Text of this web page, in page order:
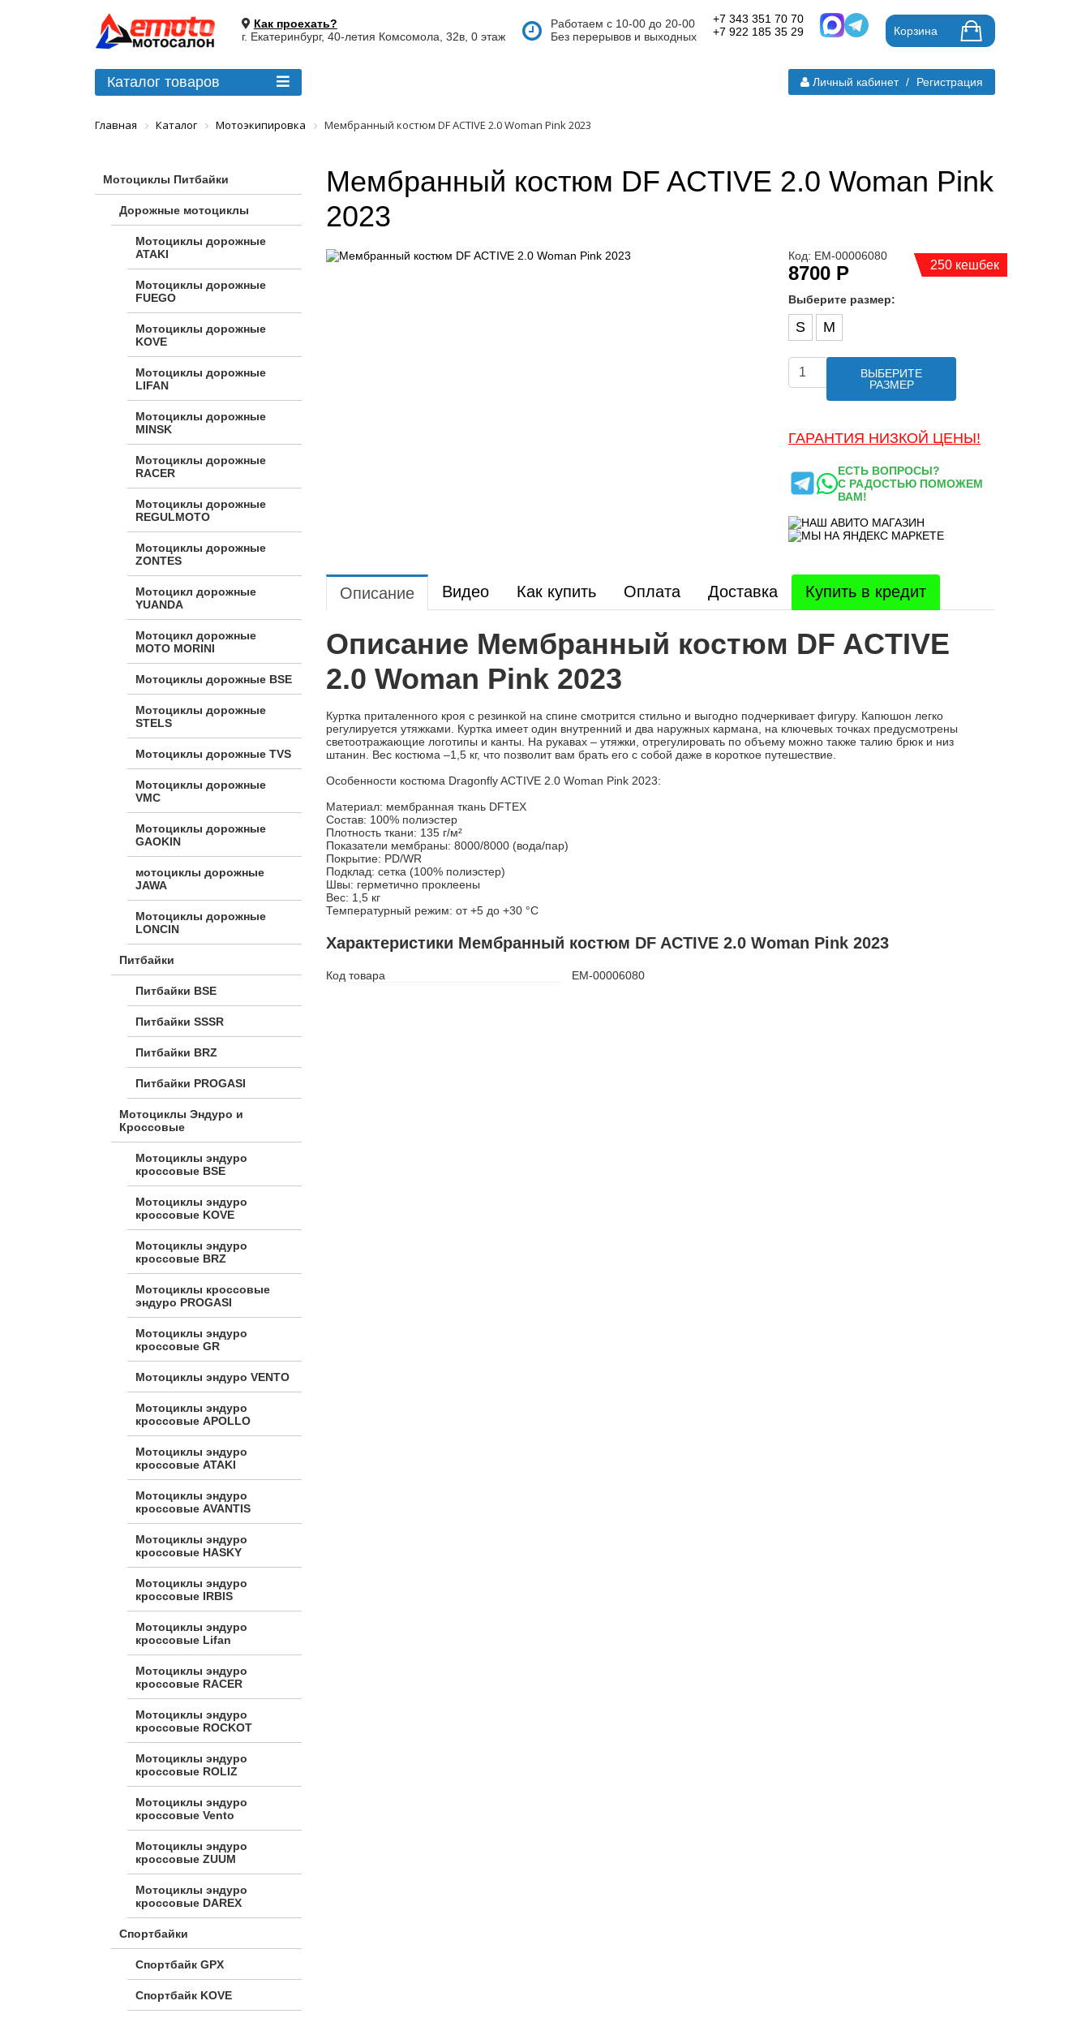
Как проехать?
г. Екатеринбург, 40-летия Комсомола, 32в, 0 этаж
Работаем с 10-00 до 20-00
Без перерывов и выходных
+7 343 351 70 70
+7 922 185 35 29
Корзина
Каталог товаров Личный кабинет / Регистрация
Главная Каталог Мотоэкипировка Мембранный костюм DF ACTIVE 2.0 Woman Pink 2023
Мотоциклы Питбайки
Дорожные мотоциклы
Мотоциклы дорожные
ATAKI
Мотоциклы дорожные
FUEGO
Мотоциклы дорожные
KOVE
Мотоциклы дорожные
LIFAN
Мотоциклы дорожные
MINSK
Мотоциклы дорожные
RACER
Мотоциклы дорожные
REGULMOTO
Мотоциклы дорожные
ZONTES
Мотоцикл дорожные
YUANDA
Мотоцикл дорожные
МОТО MORINI
Мотоциклы дорожные BSE
Мотоциклы дорожные
STELS
Мотоциклы дорожные TVS
Мотоциклы дорожные
VMC
Мотоциклы дорожные
GAOKIN
мотоциклы дорожные
JAWA
Мотоциклы дорожные
LONCIN
Питбайки
Питбайки BSE
Питбайки SSSR
Питбайки BRZ
Питбайки PROGASI
Мотоциклы Эндуро и
Кроссовые
Мотоциклы эндуро
кроссовые BSE
Мотоциклы эндуро
кроссовые KOVE
Мотоциклы эндуро
кроссовые BRZ
Мотоциклы кроссовые
эндуро PROGASI
Мотоциклы эндуро
кроссовые GR
Мотоциклы эндуро VENTO
Мотоциклы эндуро
кроссовые APOLLO
Мотоциклы эндуро
кроссовые ATAKI
Мотоциклы эндуро
кроссовые AVANTIS
Мотоциклы эндуро
кроссовые HASKY
Мотоциклы эндуро
кроссовые IRBIS
Мотоциклы эндуро
кроссовые Lifan
Мотоциклы эндуро
кроссовые RACER
Мотоциклы эндуро
кроссовые ROCKOT
Мотоциклы эндуро
кроссовые ROLIZ
Мотоциклы эндуро
кроссовые Vento
Мотоциклы эндуро
кроссовые ZUUM
Мотоциклы эндуро
кроссовые DAREX
Спортбайки
Спортбайк GPX
Спортбайк KOVE
Мембранный костюм DF ACTIVE 2.0 Woman Pink
2023
Код: ЕМ-00006080
8700 Р
Выберите размер:
S M
ВЫБЕРИТЕ
РАЗМЕР
ГАРАНТИЯ НИЗКОЙ ЦЕНЫ!
ЕСТЬ ВОПРОСЫ?
С РАДОСТЬЮ ПОМОЖЕМ
ВАМ!
250 кешбек
Описание Видео Как купить Оплата Доставка Купить в кредит
Описание Мембранный костюм DF ACTIVE
2.0 Woman Pink 2023
Куртка приталенного кроя с резинкой на спине смотрится стильно и выгодно подчеркивает фигуру. Капюшон легко
регулируется утяжками. Куртка имеет один внутренний и два наружных кармана, на ключевых точках предусмотрены
светоотражающие логотипы и канты. На рукавах – утяжки, отрегулировать по объему можно также талию брюк и низ
штанин. Вес костюма –1,5 кг, что позволит вам брать его с собой даже в короткое путешествие.
Особенности костюма Dragonfly ACTIVE 2.0 Woman Pink 2023:
Материал: мембранная ткань DFTEX
Состав: 100% полиэстер
Плотность ткани: 135 г/м²
Показатели мембраны: 8000/8000 (вода/пар)
Покрытие: PD/WR
Подклад: сетка (100% полиэстер)
Швы: герметично проклеены
Вес: 1,5 кг
Температурный режим: от +5 до +30 °С
Характеристики Мембранный костюм DF ACTIVE 2.0 Woman Pink 2023
Код товара ЕМ-00006080